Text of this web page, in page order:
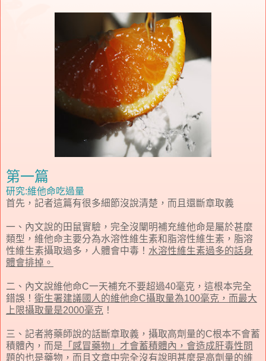
第一篇
研究:維他命吃過量
首先，記者這篇有很多細節沒說清楚，而且還斷章取義
一、內文說的田鼠實驗，完全沒闡明補充維他命是屬於甚麼
類型，維他命主要分為水溶性維生素和脂溶性維生素，脂溶
性維生素攝取過多，人體會中毒！ 水溶性維生素過多的話身
體會排掉。
二、內文說維他命C一天補充不要超過40毫克，這根本完全
錯誤！ 衛生署建議國人的維他命C攝取量為100毫克，而最大
上限攝取量是2000毫克 ！
三、記者將藥師說的話斷章取義，攝取高劑量的C根本不會蓄
積體內，而是 「感冒藥物」才會蓄積體內，會造成肝毒性問
題的也是藥物 ，而且文章中完全沒有說明甚麼是高劑量的維